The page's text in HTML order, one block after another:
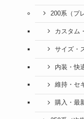
200系（プ
カスタム
サイズ・
内装・快
維持・セ
購入・最